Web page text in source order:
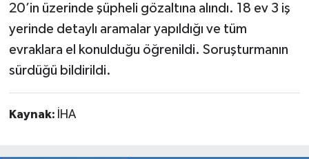
20’in üzerinde şüpheli gözaltına alındı. 18 ev 3 iş
yerinde detaylı aramalar yapıldığı ve tüm
evraklara el konulduğu öğrenildi. Soruşturmanın
sürdüğü bildirildi.
Kaynak: İHA